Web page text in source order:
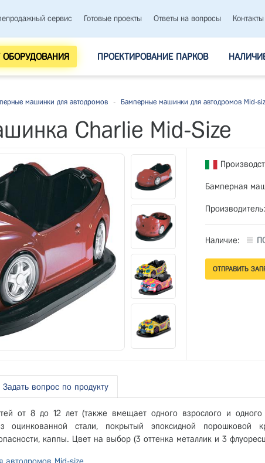
сервис Готовые проекты Ответы на вопросы Контакты
ОБОРУДОВАНИЯ ПРОЕКТИРОВАНИЕ ПАРКОВ
машинки для автодромов - Бамперные машинки для автодромов Mid-
Charlie Mid-Size
Бамперная
Производитель:
Наличие:
Задать вопрос по продукту
от 8 до 12 лет (также вмещает одного взрослого и
оцинкованной стали, покрытый эпоксидной порошковой
каппы. Цвет на выбор (3 оттенка металлик и 3